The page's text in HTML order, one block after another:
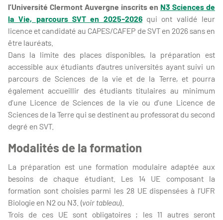
l’Université Clermont Auvergne inscrits en N3 Sciences de
la Vie, parcours SVT en 2025-2026qui ont validé leur
licence et candidaté au CAPES/CAFEP de SVT en 2026 sans en
être lauréats.
Dans la limite des places disponibles, la préparation est
accessible aux étudiants d’autres universités ayant suivi un
parcours de Sciences de la vie et de la Terre, et pourra
également accueillir des étudiants titulaires au minimum
d’une Licence de Sciences de la vie ou d’une Licence de
Sciences de la Terre qui se destinent au professorat du second
degré en SVT.
Modalités de la formation
La préparation est une formation modulaire adaptée aux
besoins de chaque étudiant. Les 14 UE composant la
formation sont choisies parmi les 28 UE dispensées à l’UFR
Biologie en N2 ou N3. (voir tableau).
Trois de ces UE sont obligatoires ; les 11 autres seront